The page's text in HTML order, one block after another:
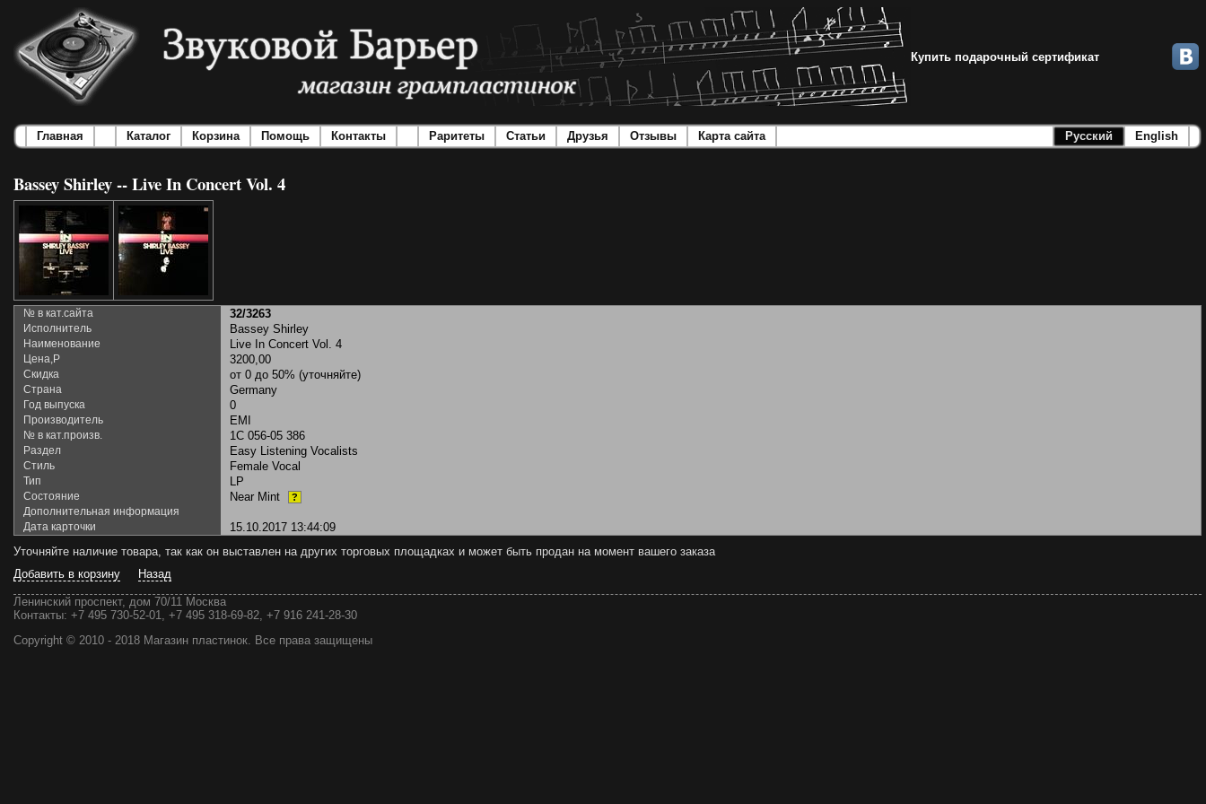
Купить подарочный сертификат
Главная Каталог Корзина Помощь Контакты Раритеты Статьи Друзья Отзывы Карта сайта Русский English
Bassey Shirley -- Live In Concert Vol. 4
№ в кат.сайта 32/3263
Исполнитель Bassey Shirley
Наименование Live In Concert Vol. 4
Цена,Р 3200,00
Скидка от 0 до 50% (уточняйте)
Страна Germany
Год выпуска 0
Производитель EMI
№ в кат.произв. 1C 056-05 386
Раздел Easy Listening Vocalists
Стиль Female Vocal
Тип LP
Состояние Near Mint ?
Дополнительная информация
Дата карточки
15.10.2017 13:44:09
Уточняйте наличие товара, так как он выставлен на других торговых площадках и может быть продан на момент вашего заказа
Добавить в корзину
Назад
Ленинский проспект, дом 70/11 Москва
Контакты: +7 495 730-52-01, +7 495 318-69-82, +7 916 241-28-30
Copyright © 2010 - 2018 Магазин пластинок. Все права защищены